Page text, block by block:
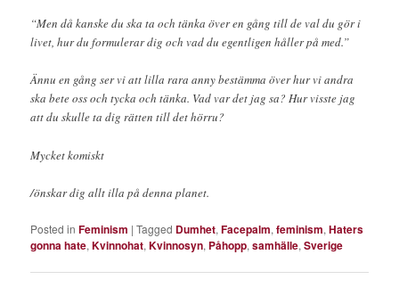
“Men då kanske du ska ta och tänka över en gång till de val du gör i
livet, hur du formulerar dig och vad du egentligen håller på med.”
Ännu en gång ser vi att lilla rara anny bestämma över hur vi andra
ska bete oss och tycka och tänka. Vad var det jag sa? Hur visste jag
att du skulle ta dig rätten till det hörru?
Mycket komiskt
/önskar dig allt illa på denna planet.
Posted in Feminism |Tagged Dumhet,Facepalm,feminism,Haters
gonna hate,Kvinnohat,Kvinnosyn, Påhopp,samhälle,Sverige